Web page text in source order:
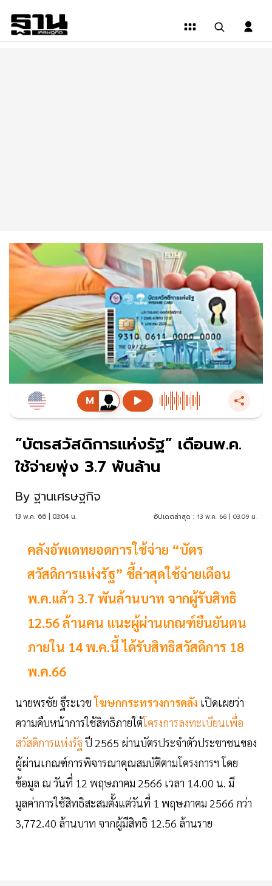
“บัตรสวัสดิการแห่งรัฐ” เดือนพ.ค.
ใช้จ่ายพุ่ง 3.7 พันล้าน
By ฐานเศรษฐกิจ
13 พ.ค. 66 | 03:04 น. อัปเดตล่าสุด : 13 พ.ค. 66 | 03:09 น.
คลังอัพเดทยอดการใช้จ่าย “บัตร
สวัสดิการแห่งรัฐ” ชี้ล่าสุดใช้จ่ายเดือน
พ.ค.แล้ว 3.7 พันล้านบาท จากผู้รับสิทธิ
12.56 ล้านคน แนะผู้ผ่านเกณฑ์ยืนยันตน
ภายใน 14 พ.ค.นี้ ได้รับสิทธิสวัสดิการ 18
พ.ค.66
นายพรชัย ฐีระเวชโฆษกกระทรวงการคลัง เปิดเผยว่า
ความคืบหน้าการใช้สิทธิภายใต้โครงการลงทะเบียนเพื่อ
สวัสดิการแห่งรัฐปี 2565 ผ่านบัตรประจำตัวประชาชนของ
ผู้ผ่านเกณฑ์การพิจารณาคุณสมบัติตามโครงการฯ โดย
ข้อมูล ณ วันที่ 12 พฤษภาคม 2566 เวลา 14.00 น. มี
มูลค่าการใช้สิทธิสะสมตั้งแต่วันที่ 1 พฤษภาคม 2566 กว่า
3,772.40 ล้านบาท จากผู้มีสิทธิ 12.56 ล้านราย